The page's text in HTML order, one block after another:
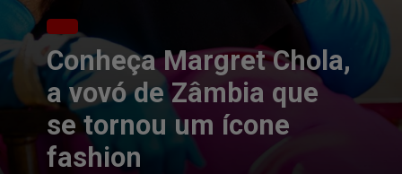
Conheça Margret Chola,
a vovó de Zâmbia que
se tornou um ícone
fashion